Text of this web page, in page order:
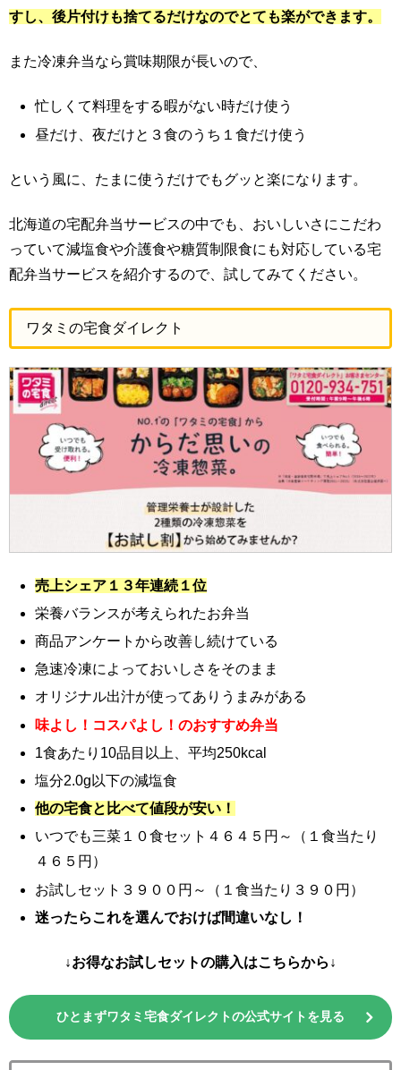
すし、後片付けも捨てるだけなのでとても楽ができます。
また冷凍弁当なら賞味期限が長いので、
忙しくて料理をする暇がない時だけ使う
昼だけ、夜だけと３食のうち１食だけ使う
という風に、たまに使うだけでもグッと楽になります。
北海道の宅配弁当サービスの中でも、おいしいさにこだわ
っていて減塩食や介護食や糖質制限食にも対応している宅
配弁当サービスを紹介するので、試してみてください。
ワタミの宅食ダイレクト
売上シェア１３年連続１位
栄養バランスが考えられたお弁当
商品アンケートから改善し続けている
急速冷凍によっておいしさをそのまま
オリジナル出汁が使ってありうまみがある
味よし！コスパよし！のおすすめ弁当
1食あたり10品目以上、平均250kcal
塩分2.0g以下の減塩食
他の宅食と比べて値段が安い！
いつでも三菜１０食セット４６４５円～（１食当たり
４６５円）
お試しセット３９００円～（１食当たり３９０円）
迷ったらこれを選んでおけば間違いなし！
↓お得なお試しセットの購入はこちらから↓
ひとまずワタミ宅食ダイレクトの公式サイトを見る